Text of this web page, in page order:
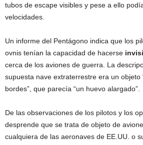
tubos de escape visibles y pese a ello
velocidades.
Un informe del Pentágono indica que los
ovnis tenían la capacidad de hacerse
cerca de los aviones de guerra. La
supuesta nave extraterrestre era un objeto
bordes”, que parecía “un huevo alargado”.
De las observaciones de los pilotos y los
desprende que se trata de objeto de
cualquiera de las aeronaves de EE.UU. o